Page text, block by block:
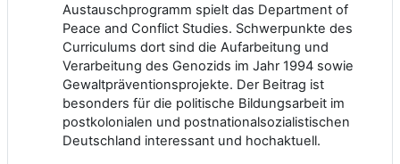
Austauschprogramm spielt das Department of
Peace and Conflict Studies. Schwerpunkte des
Curriculums dort sind die Aufarbeitung und
Verarbeitung des Genozids im Jahr 1994 sowie
Gewaltpräventionsprojekte. Der Beitrag ist
besonders für die politische Bildungsarbeit im
postkolonialen und postnationalsozialistischen
Deutschland interessant und hochaktuell.